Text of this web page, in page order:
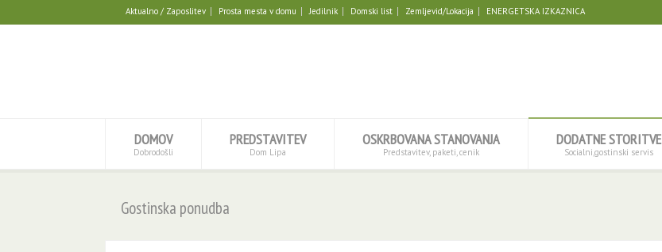
Aktualno / Zaposlitev Prosta mesta v domu Jedilnik Domski list Zemljevid/Lokacija ENERGETSKA IZKAZNICA
DOMOV
Dobrodošli
PREDSTAVITEV
Dom Lipa
OSKRBOVANA STANOVANJA
Predstavitev, paketi, cenik
DODATNE STORITVE
Socialni,gostinski servis
Gostinska ponudba